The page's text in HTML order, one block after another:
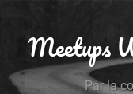
Meetups
Par la